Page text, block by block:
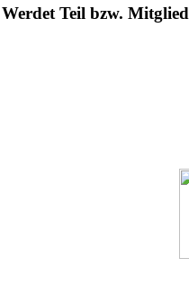
Werdet Teil bzw.